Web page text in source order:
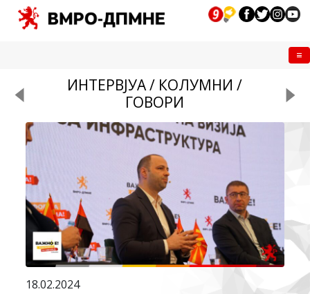
ИНТЕРВЈУА / КОЛУМНИ /
ГОВОРИ
18.02.2024